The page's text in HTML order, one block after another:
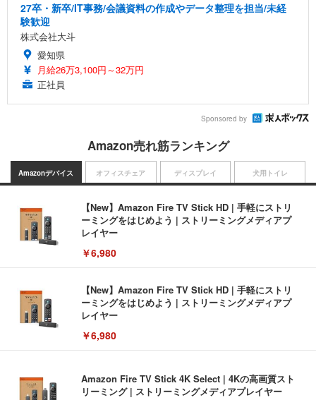
27卒・新卒/IT事務/会議資料の作成やデータ整理を担当/未経
験歓迎
株式会社大斗
愛知県
月給26万3,100円～32万円
正社員
Sponsored by
Amazon売れ筋ランキング
Amazonデバイス
【New】Amazon Fire TV Stick HD | 手軽にストリ
ーミングをはじめよう | ストリーミングメディアプ
レイヤー
￥6,980
【New】Amazon Fire TV Stick HD | 手軽にストリ
ーミングをはじめよう | ストリーミングメディアプ
レイヤー
￥6,980
Amazon Fire TV Stick 4K Select | 4Kの高画質スト
リーミング | ストリーミングメディアプレイヤー
オフィスチェア ディスプレイ 犬用トイレ